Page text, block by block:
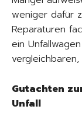
weniger dafür
Reparaturen
ein
Gutachten
Unfall